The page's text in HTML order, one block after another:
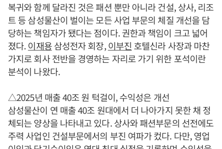
복귀와 함께 달라진 것은 패션 뿐만 아니라 건설, 상사, 리조
트 등 삼성물산이 벌이는 모든 사업 부문의 체질 개선을 담
당하는 책임자가 됐다는 점이다. 권한과 책임이 크고 넓어
졌다.이재용삼성전자 회장,이부진 호텔신라 사장과 마찬
가지로 회사 전반을 경영하는 자리로 가기 위한 포석이란
분석이 나왔다.
△2025년 매출 40조 원 턱걸이, 수익성은 개선
삼성물산이 연 매출 40조 원대에서 더 나아가지 못한 채 정
체되는 양상을 나타내고 있다. 상사와 패션부문의 선전에도
주력 사업인 건설부문에서의 부진 여파가 컸다. 다만, 영업